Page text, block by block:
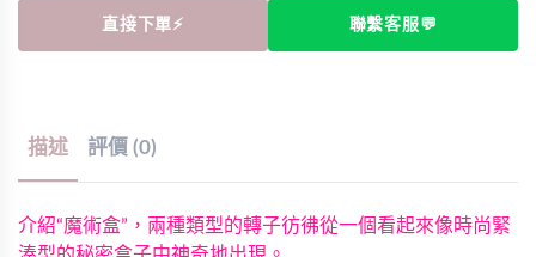
直接下單⚡ 聯繫客服💬
描述 評價 (0)
介紹“魔術盒”，兩種類型的轉子彷彿從一個看起來像時尚緊